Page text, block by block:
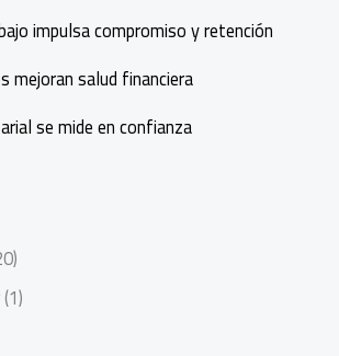
impulsa compromiso y retención
mejoran salud financiera
se mide en confianza
(1)